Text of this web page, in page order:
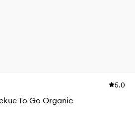
5.0
To Go Organic